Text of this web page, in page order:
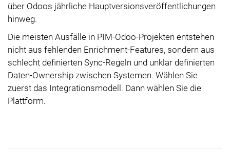
über Odoos jährliche Hauptversionsveröffentlichungen
hinweg.
Die meisten Ausfälle in PIM-Odoo-Projekten entstehen
nicht aus fehlenden Enrichment-Features, sondern aus
schlecht definierten Sync-Regeln und unklar definierten
Daten-Ownership zwischen Systemen. Wählen Sie
zuerst das Integrationsmodell. Dann wählen Sie die
Plattform.